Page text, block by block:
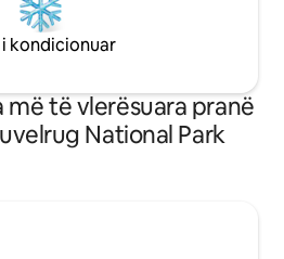
kondicionuar
më të vlerësuara pranë
National Park